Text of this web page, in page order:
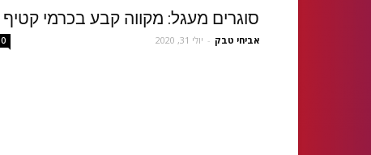
סוגרים מעגל: מקווה קבע בכרמי קטיף
אביחי טבק - יולי 31, 2020 0